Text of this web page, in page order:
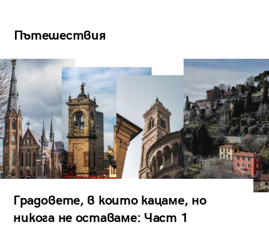
Пътешествия
Градовете, в които кацаме, но
никога не оставаме: Част 1